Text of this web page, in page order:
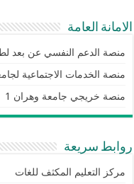
الامانة العامة
منصة الدعم النفسي عن بعد
منصة الخدمات الاجتماعية
منصة خريجي جامعة وهران 1
روابط سريعة
مركز التعليم المكثف للغات